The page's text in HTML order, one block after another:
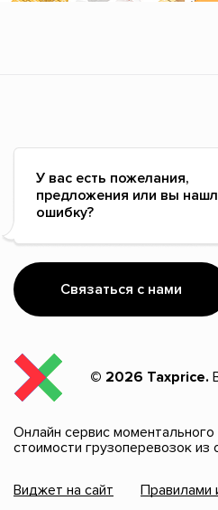
У вас есть пожелания,
предложения или вы
ошибку?
Связаться с нами
© 2026 Taxprice.
Онлайн сервис моментального
стоимости грузоперевозок из
Виджет на сайт Правилами